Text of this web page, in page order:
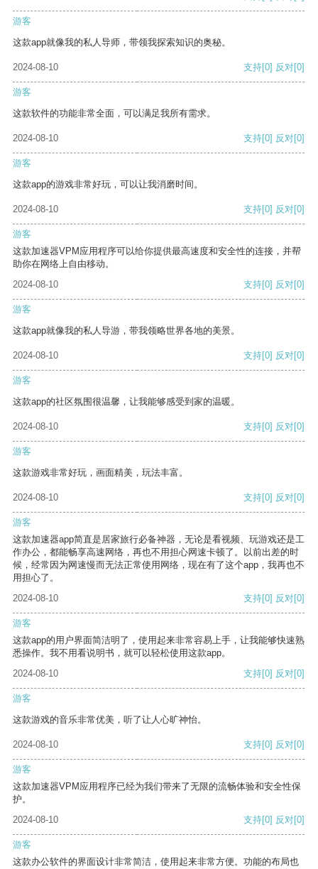
游客
这款app就像我的私人导师，带领我探索知识的奥秘。
2024-08-10 支持[0] 反对[0]
游客
这款软件的功能非常全面，可以满足我所有需求。
2024-08-10 支持[0] 反对[0]
游客
这款app的游戏非常好玩，可以让我消磨时间。
2024-08-10 支持[0] 反对[0]
游客
这款加速器VPM应用程序可以给你提供最高速度和安全性的连接，并帮
助你在网络上自由移动。
2024-08-10
支持[0] 反对[0]
游客
这款app就像我的私人导游，带我领略世界各地的美景。
2024-08-10 支持[0] 反对[0]
游客
这款app的社区氛围很温馨，让我能够感受到家的温暖。
2024-08-10 支持[0] 反对[0]
游客
这款游戏非常好玩，画面精美，玩法丰富。
2024-08-10 支持[0] 反对[0]
游客
这款加速器app简直是居家旅行必备神器，无论是看视频、玩游戏还是工
作办公，都能畅享高速网络，再也不用担心网速卡顿了。以前出差的时
候，经常因为网速慢而无法正常使用网络，现在有了这个app，我再也不
用担心了。
2024-08-10
支持[0] 反对[0]
游客
这款app的用户界面简洁明了，使用起来非常容易上手，让我能够快速熟
悉操作。我不用看说明书，就可以轻松使用这款app。
2024-08-10
支持[0] 反对[0]
游客
这款游戏的音乐非常优美，听了让人心旷神怡。
2024-08-10 支持[0] 反对[0]
游客
这款加速器VPM应用程序已经为我们带来了无限的流畅体验和安全性保
护。
2024-08-10
支持[0] 反对[0]
游客
这款办公软件的界面设计非常简洁，使用起来非常方便。功能的布局也